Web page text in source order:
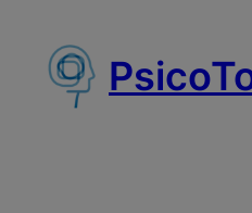
contenido